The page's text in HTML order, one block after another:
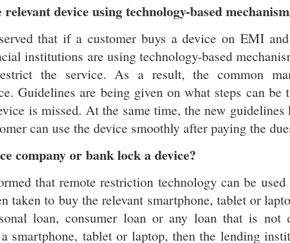
device using technology-based
that if a customer buys a device on EMI
institutions are using technology-based
the service. As a result, the common
Guidelines are being given on what steps can
is missed. At the same time, the new guidelines
can use the device smoothly after paying the
company or bank lock a device?
that remote restriction technology can be
taken to buy the relevant smartphone, tablet or
loan, consumer loan or any loan that is not
smartphone, tablet or laptop, then the lending